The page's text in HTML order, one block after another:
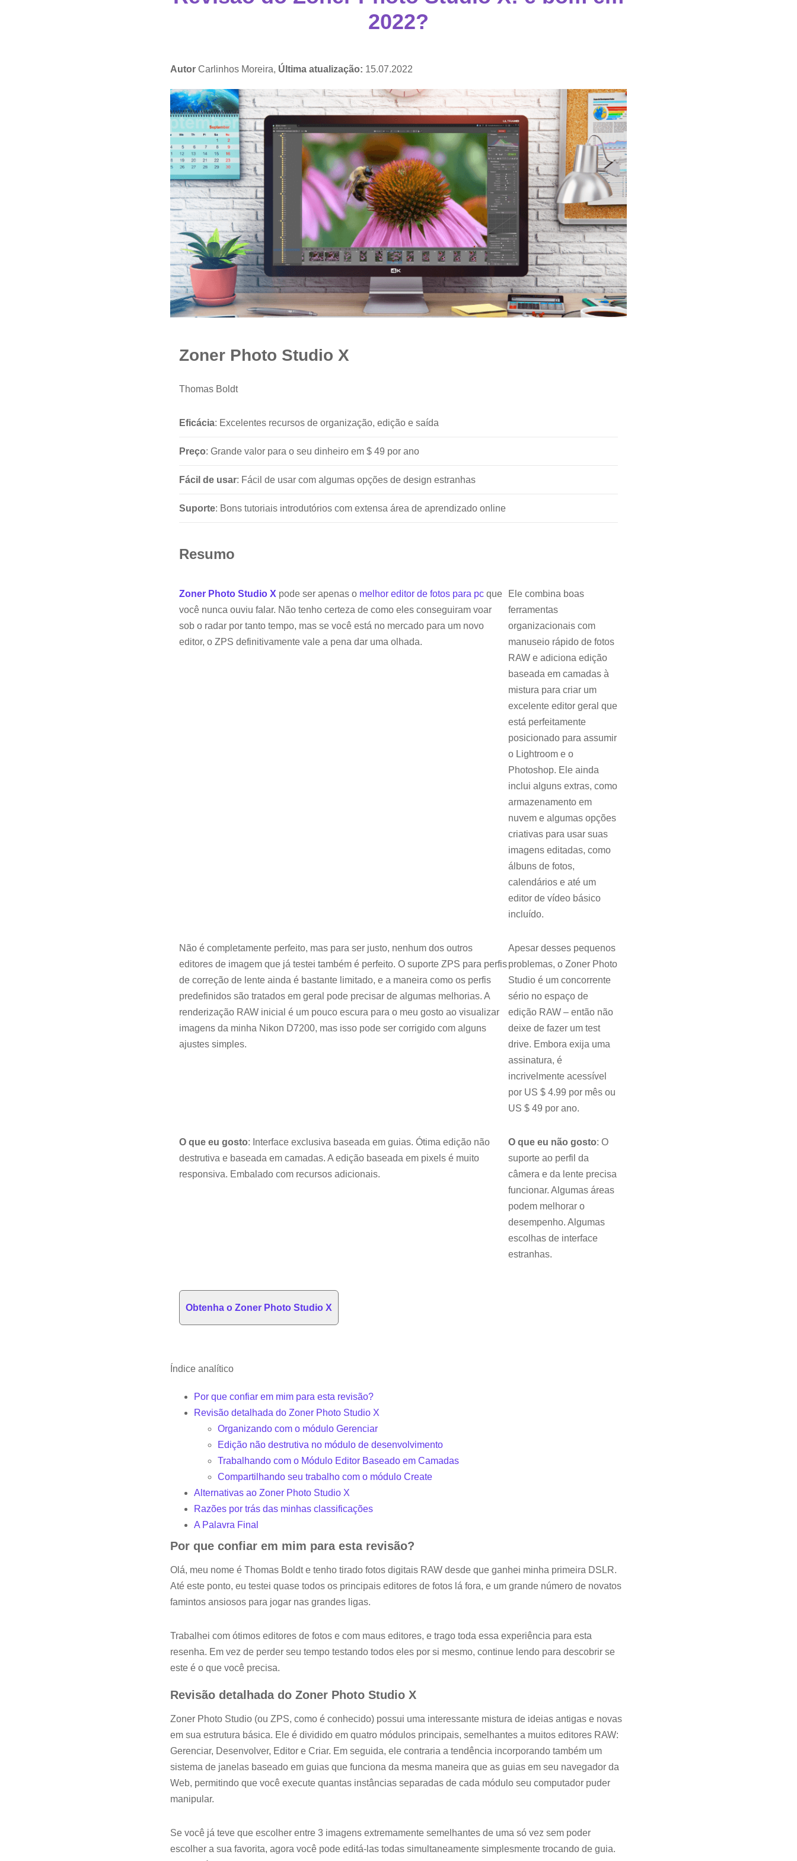
2022?
Autor Carlinhos Moreira, Última atualização: 15.07.2022
Zoner Photo Studio X
Thomas Boldt
Eficácia: Excelentes recursos de organização, edição e saída
Preço: Grande valor para o seu dinheiro em $ 49 por ano
Fácil de usar: Fácil de usar com algumas opções de design estranhas
Suporte: Bons tutoriais introdutórios com extensa área de aprendizado online
Resumo
Zoner Photo Studio X pode ser apenas o melhor editor de fotos para pc que
você nunca ouviu falar. Não tenho certeza de como eles conseguiram voar
sob o radar por tanto tempo, mas se você está no mercado para um novo
editor, o ZPS definitivamente vale a pena dar uma olhada.
Ele combina boas
ferramentas
organizacionais com
manuseio rápido de fotos
RAW e adiciona edição
baseada em camadas à
mistura para criar um
excelente editor geral que
está perfeitamente
posicionado para assumir
o Lightroom e o
Photoshop. Ele ainda
inclui alguns extras, como
armazenamento em
nuvem e algumas opções
criativas para usar suas
imagens editadas, como
álbuns de fotos,
calendários e até um
editor de vídeo básico
incluído.
Não é completamente perfeito, mas para ser justo, nenhum dos outros
editores de imagem que já testei também é perfeito. O suporte ZPS para perfis
de correção de lente ainda é bastante limitado, e a maneira como os perfis
predefinidos são tratados em geral pode precisar de algumas melhorias. A
renderização RAW inicial é um pouco escura para o meu gosto ao visualizar
imagens da minha Nikon D7200, mas isso pode ser corrigido com alguns
ajustes simples.
Apesar desses pequenos
problemas, o Zoner Photo
Studio é um concorrente
sério no espaço de
edição RAW – então não
deixe de fazer um test
drive. Embora exija uma
assinatura, é
incrivelmente acessível
por US $ 4.99 por mês ou
US $ 49 por ano.
O que eu gosto: Interface exclusiva baseada em guias. Ótima edição não
destrutiva e baseada em camadas. A edição baseada em pixels é muito
responsiva. Embalado com recursos adicionais.
O que eu não gosto: O
suporte ao perfil da
câmera e da lente precisa
funcionar. Algumas áreas
podem melhorar o
desempenho. Algumas
escolhas de interface
estranhas.
Obtenha o Zoner Photo Studio X
Índice analítico
Por que confiar em mim para esta revisão?
Revisão detalhada do Zoner Photo Studio X
Organizando com o módulo Gerenciar
Edição não destrutiva no módulo de desenvolvimento
Trabalhando com o Módulo Editor Baseado em Camadas
Compartilhando seu trabalho com o módulo Create
Alternativas ao Zoner Photo Studio X
Razões por trás das minhas classificações
A Palavra Final
Por que confiar em mim para esta revisão?
Olá, meu nome é Thomas Boldt e tenho tirado fotos digitais RAW desde que ganhei minha primeira DSLR.
Até este ponto, eu testei quase todos os principais editores de fotos lá fora, e um grande número de novatos
famintos ansiosos para jogar nas grandes ligas.
Trabalhei com ótimos editores de fotos e com maus editores, e trago toda essa experiência para esta
resenha. Em vez de perder seu tempo testando todos eles por si mesmo, continue lendo para descobrir se
este é o que você precisa.
Revisão detalhada do Zoner Photo Studio X
Zoner Photo Studio (ou ZPS, como é conhecido) possui uma interessante mistura de ideias antigas e novas
em sua estrutura básica. Ele é dividido em quatro módulos principais, semelhantes a muitos editores RAW:
Gerenciar, Desenvolver, Editor e Criar. Em seguida, ele contraria a tendência incorporando também um
sistema de janelas baseado em guias que funciona da mesma maneira que as guias em seu navegador da
Web, permitindo que você execute quantas instâncias separadas de cada módulo seu computador puder
manipular.
Se você já teve que escolher entre 3 imagens extremamente semelhantes de uma só vez sem poder
escolher a sua favorita, agora você pode editá-las todas simultaneamente simplesmente trocando de guia.